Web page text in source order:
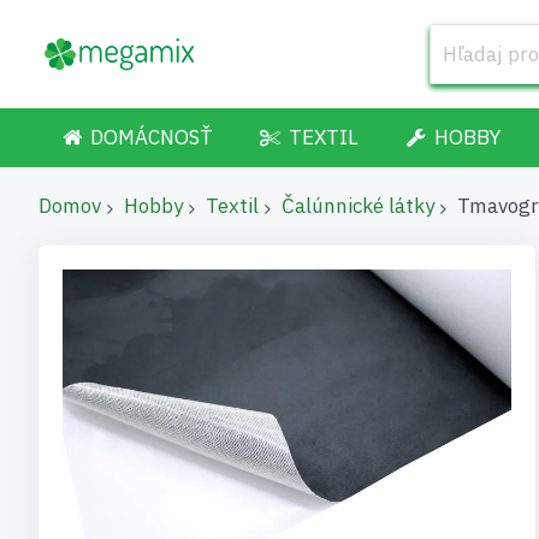
DOMÁCNOSŤ TEXTIL HOBBY
Domov Hobby Textil Čalúnnické látky
obrázkov